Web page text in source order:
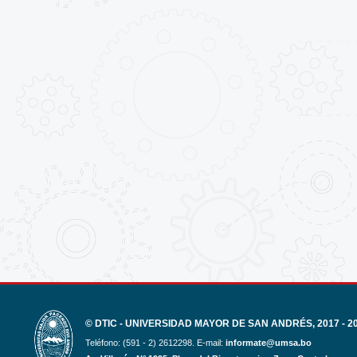
© DTIC - UNIVERSIDAD MAYOR DE SAN ANDRÉS, 2017 -
Teléfono: (591 - 2) 2612298. E-mail: informate@umsa.bo